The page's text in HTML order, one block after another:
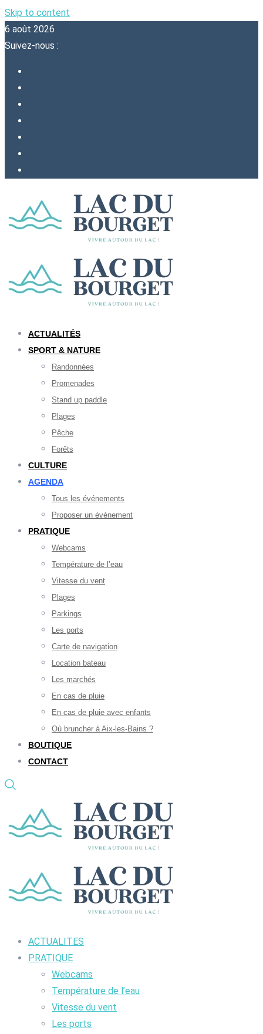
Skip to content
6 août 2026
Suivez-nous :
ACTUALITÉS
SPORT & NATURE
Randonnées
Promenades
Stand up paddle
Plages
Pêche
Forêts
CULTURE
AGENDA
Tous les événements
Proposer un événement
PRATIQUE
Webcams
Température de l’eau
Vitesse du vent
Plages
Parkings
Les ports
Carte de navigation
Location bateau
Les marchés
En cas de pluie
En cas de pluie avec enfants
Où bruncher à Aix-les-Bains ?
BOUTIQUE
CONTACT
ACTUALITES
PRATIQUE
Webcams
Température de l’eau
Vitesse du vent
Les ports